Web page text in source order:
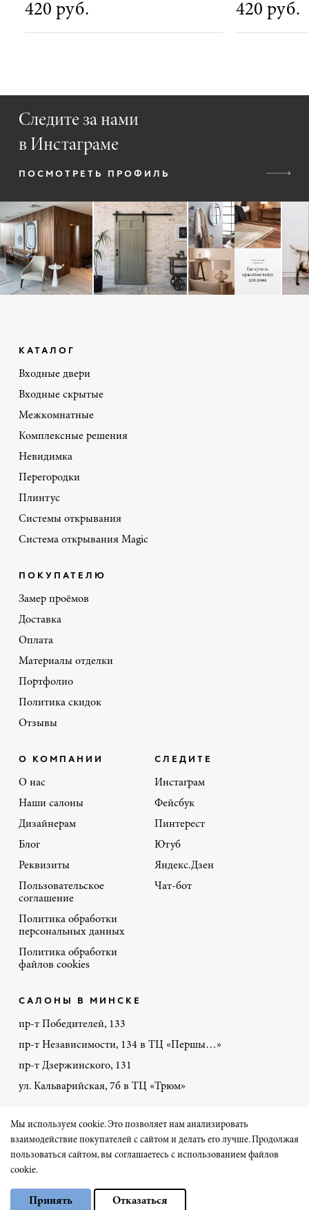
420 руб. 420 руб.
Следите за нами
в Инстаграме
ПОСМОТРЕТЬ ПРОФИЛЬ
КАТАЛОГ
Входные двери
Входные скрытые
Межкомнатные
Комплексные решения
Невидимка
Перегородки
Плинтус
Системы открывания
Система открывания Magic
ПОКУПАТЕЛЮ
Замер проёмов
Доставка
Оплата
Материалы отделки
Портфолио
Политика скидок
Отзывы
О КОМПАНИИ
О нас
Наши салоны
Дизайнерам
Блог
Реквизиты
Пользовательское
соглашение
Политика обработки
персональных данных
Политика обработки
файлов cookies
СЛЕДИТЕ
Инстаграм
Фейсбук
Пинтерест
Ютуб
Яндекс.Дзен
Чат-бот
САЛОНЫ В МИНСКЕ
пр-т Победителей, 133
пр-т Независимости, 134 в ТЦ «Першы…»
пр-т Дзержинского, 131
ул. Кальварийская, 7б в ТЦ «Трюм»
+375 44 770-86-48
© Порте-Ричи 2026
Сайт разработал «Чеширский Кот» на 1С-Битрикс
Мы используем cookie. Это позволяет нам анализировать
взаимодействие покупателей с сайтом и делать его лучше. Продолжая
пользоваться сайтом, вы соглашаетесь с использованием файлов
cookie.
Минимальные
Принять Отказаться